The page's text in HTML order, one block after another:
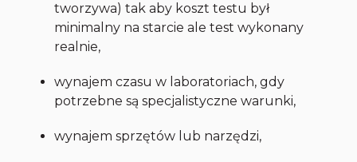
tworzywa) tak aby koszt testu był
minimalny na starcie ale test wykonany
realnie,
wynajem czasu w laboratoriach, gdy
potrzebne są specjalistyczne warunki,
wynajem sprzętów lub narzędzi,